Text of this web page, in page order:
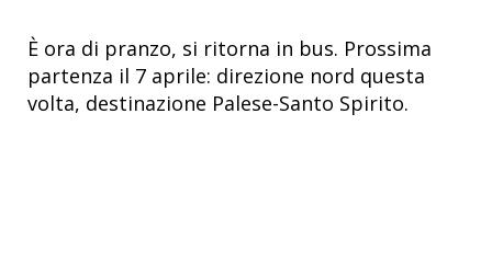
È ora di pranzo, si ritorna in bus. Prossima
partenza il 7 aprile: direzione nord questa
volta, destinazione Palese-Santo Spirito.